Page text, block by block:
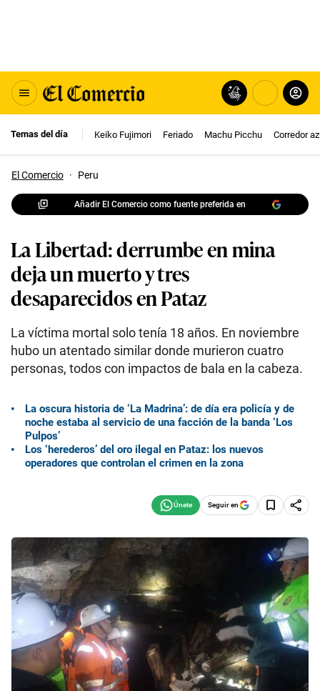
Temas del día Keiko Fujimori Feriado Machu Picchu Corredor
El Comercio · Peru
Añadir El Comercio como fuente preferida en
La Libertad: derrumbe en mina
deja un muerto y tres
desaparecidos en Pataz
La víctima mortal solo tenía 18 años. En noviembre
hubo un atentado similar donde murieron cuatro
personas, todos con impactos de bala en la cabeza.
La oscura historia de ‘La Madrina’: de día era policía y de
noche estaba al servicio de una facción de la banda ‘Los
Pulpos’
Los ‘herederos’ del oro ilegal en Pataz: los nuevos
operadores que controlan el crimen en la zona
Seguir en